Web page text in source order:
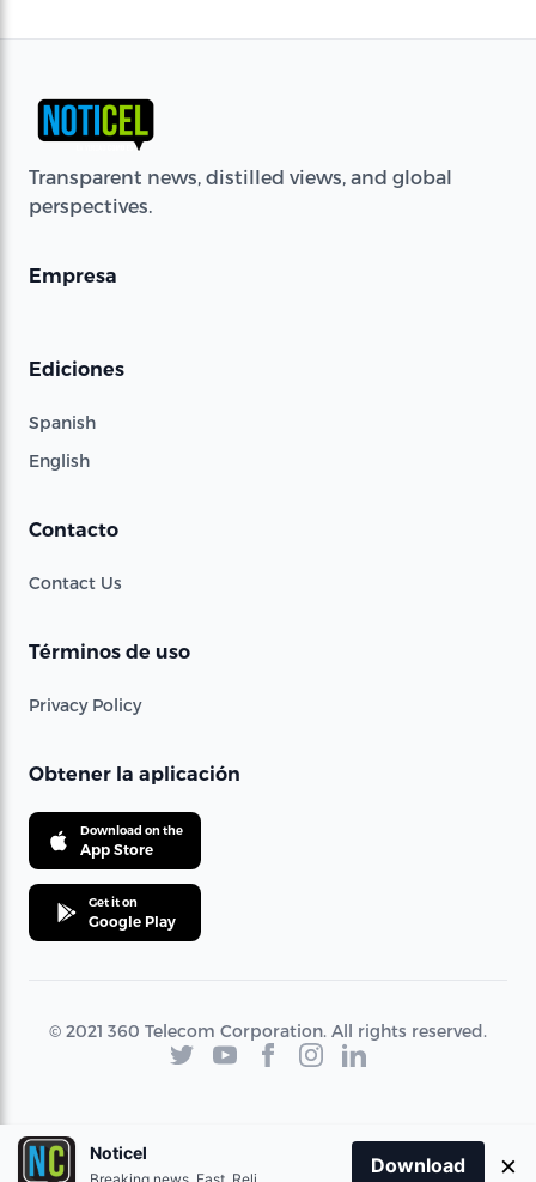
Transparent news, distilled views, and global
perspectives.
Empresa
Ediciones
Spanish
English
Contacto
Contact Us
Términos de uso
Privacy Policy
Obtener la aplicación
Download on the
App Store
Get it on
Google Play
© 2021 360 Telecom Corporation. All rights reserved.
Noticel
Download ×